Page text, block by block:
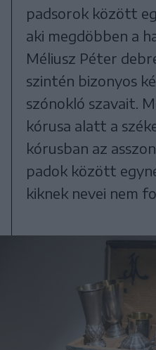
padsorok között
aki megdöbben a
Méliusz Péter
szintén bizonyos
szónokló szavait.
kórusa alatt a
kórusban az
padok között
kiknek nevei nem